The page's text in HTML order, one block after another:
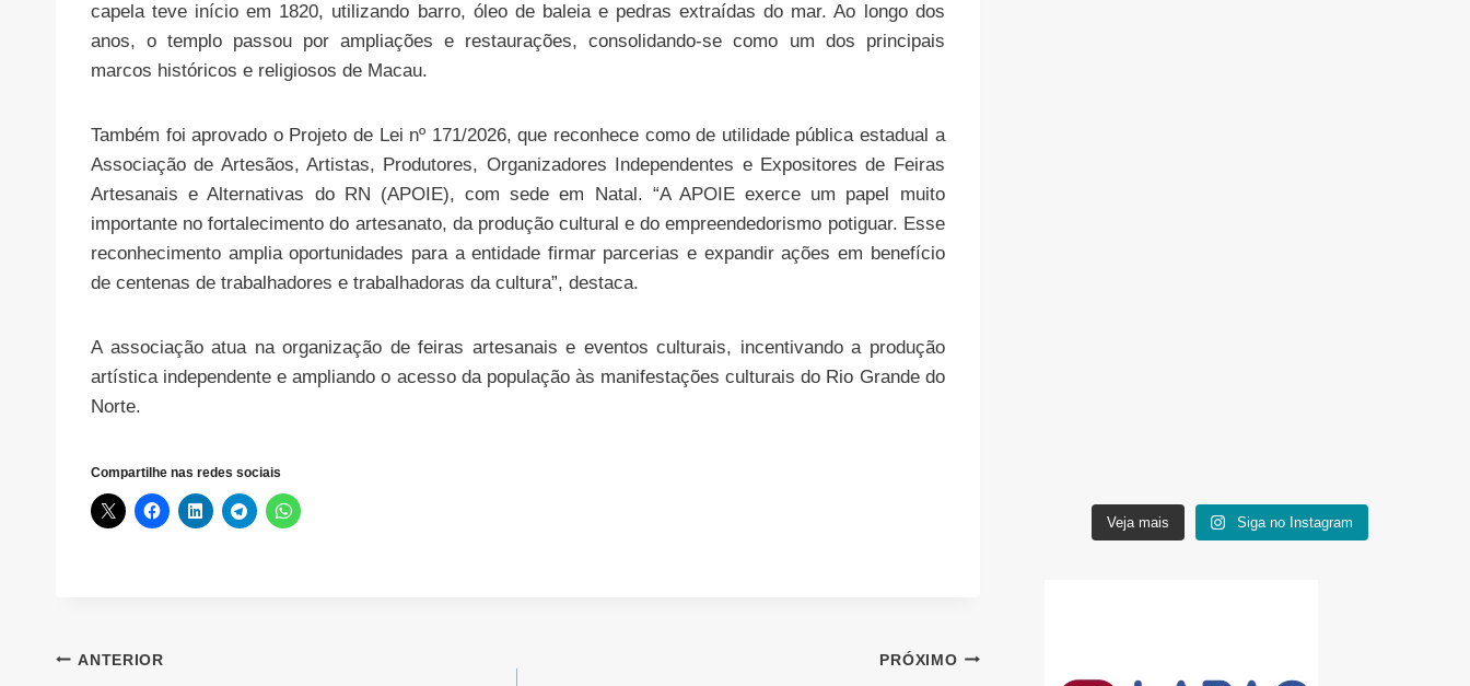
capela teve início em 1820, utilizando barro, óleo de baleia e pedras extraídas do mar. Ao longo dos
anos, o templo passou por ampliações e restaurações, consolidando-se como um dos principais
marcos históricos e religiosos de Macau.
Também foi aprovado o Projeto de Lei nº 171/2026, que reconhece como de utilidade pública estadual a
Associação de Artesãos, Artistas, Produtores, Organizadores Independentes e Expositores de Feiras
Artesanais e Alternativas do RN (APOIE), com sede em Natal. “A APOIE exerce um papel muito
importante no fortalecimento do artesanato, da produção cultural e do empreendedorismo potiguar. Esse
reconhecimento amplia oportunidades para a entidade firmar parcerias e expandir ações em benefício
de centenas de trabalhadores e trabalhadoras da cultura”, destaca.
A associação atua na organização de feiras artesanais e eventos culturais, incentivando a produção
artística independente e ampliando o acesso da população às manifestações culturais do Rio Grande do
Norte.
Compartilhe nas redes sociais
Navegação
ANTERIOR PRÓXIMO
Veja mais Siga no Instagram